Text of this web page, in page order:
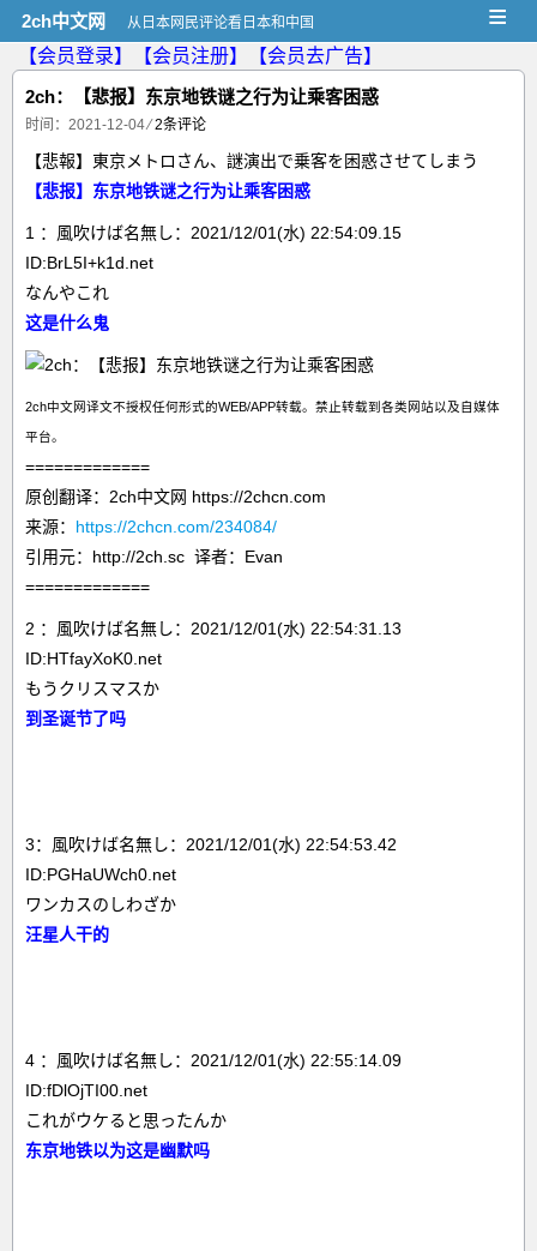
2ch中文网 从日本网民评论看日本和中国 ≡
【会员登录】 【会员注册】
【会员去广告】
2ch：【悲报】东京地铁谜之行为让乘客困惑
时间：2021-12-04 ⁄2条评论
【悲報】東京メトロさん、謎演出で乗客を困惑させてしまう
【悲报】东京地铁谜之行为让乘客困惑
1 ：風吹けば名無し：2021/12/01(水) 22:54:09.15
ID:BrL5I+k1d.net
なんやこれ
这是什么鬼
2ch中文网译文不授权任何形式的WEB/APP转载。禁止转载到各类网站以及自媒体
平台。
=============
原创翻译：2ch中文网 https://2chcn.com
来源： https://2chcn.com/234084/
引用元：http://2ch.sc 译者：Evan
=============
2 ：風吹けば名無し：2021/12/01(水) 22:54:31.13
ID:HTfayXoK0.net
もうクリスマスか
到圣诞节了吗
3：風吹けば名無し：2021/12/01(水) 22:54:53.42
ID:PGHaUWch0.net
ワンカスのしわざか
汪星人干的
4 ：風吹けば名無し：2021/12/01(水) 22:55:14.09
ID:fDlOjTI00.net
これがウケると思ったんか
东京地铁以为这是幽默吗